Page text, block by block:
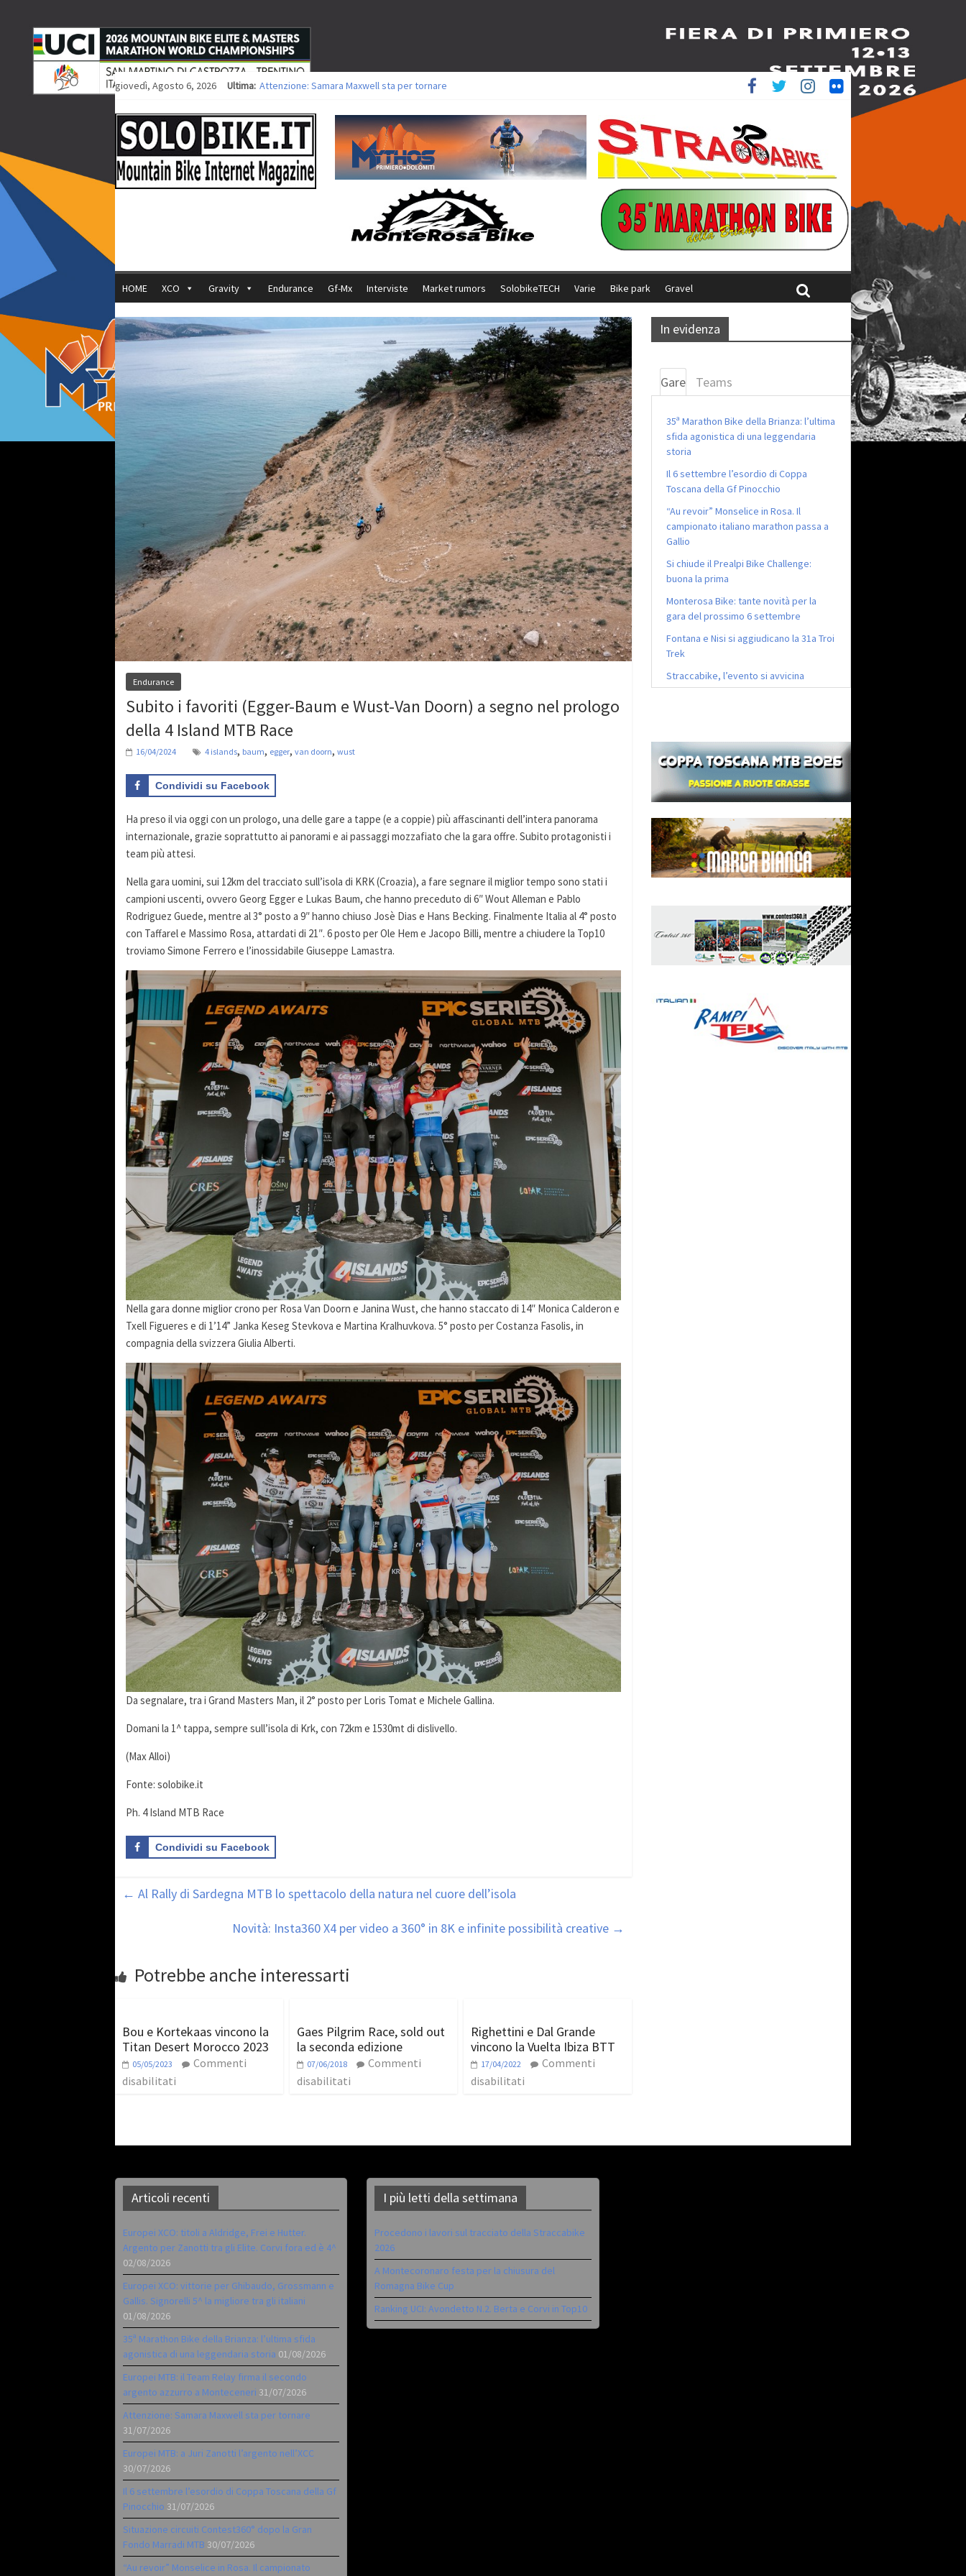
giovedì, Agosto 6, 2026 Ultima: Attenzione: Samara Maxwell sta per tornare
Europei XCO: vittorie per Ghibaudo, Grossmann e Gallis. Signorelli 5^ la migliore tra gli italiani
35ª Marathon Bike della Brianza: l’ultima sfida agonistica di una leggendaria storia
Europei MTB: il Team Relay firma il secondo argento azzurro a Monteceneri
HOME XCO Gravity Endurance Gf-Mx Interviste Market rumors SolobikeTECH Varie Bike park Gravel
Endurance
Subito i favoriti (Egger-Baum e Wust-Van Doorn) a segno nel prologo
della 4 Island MTB Race
16/04/2024 4 islands, baum, egger, van doorn, wust
Condividi su Facebook
Ha preso il via oggi con un prologo, una delle gare a tappe (e a coppie) più affascinanti dell’intera panorama
internazionale, grazie soprattutto ai panorami e ai passaggi mozzafiato che la gara offre. Subito protagonisti i
team più attesi.
Nella gara uomini, sui 12km del tracciato sull’isola di KRK (Croazia), a fare segnare il miglior tempo sono stati i
campioni uscenti, ovvero Georg Egger e Lukas Baum, che hanno preceduto di 6″ Wout Alleman e Pablo
Rodriguez Guede, mentre al 3° posto a 9″ hanno chiuso Josè Dias e Hans Becking. Finalmente Italia al 4° posto
con Taffarel e Massimo Rosa, attardati di 21″. 6 posto per Ole Hem e Jacopo Billi, mentre a chiudere la Top10
troviamo Simone Ferrero e l’inossidabile Giuseppe Lamastra.
Nella gara donne miglior crono per Rosa Van Doorn e Janina Wust, che hanno staccato di 14″ Monica Calderon e
Txell Figueres e di 1’14” Janka Keseg Stevkova e Martina Kralhuvkova. 5° posto per Costanza Fasolis, in
compagnia della svizzera Giulia Alberti.
Da segnalare, tra i Grand Masters Man, il 2° posto per Loris Tomat e Michele Gallina.
Domani la 1^ tappa, sempre sull’isola di Krk, con 72km e 1530mt di dislivello.
(Max Alloi)
Fonte: solobike.it
Ph. 4 Island MTB Race
Condividi su Facebook
← Al Rally di Sardegna MTB lo spettacolo della natura nel cuore dell’isola
Novità: Insta360 X4 per video a 360° in 8K e infinite possibilità creative →
Potrebbe anche interessarti
Bou e Kortekaas vincono la
Titan Desert Morocco 2023
05/05/2023
Commenti
disabilitati
Gaes Pilgrim Race, sold out
la seconda edizione
07/06/2018
Commenti
disabilitati
Righettini e Dal Grande
vincono la Vuelta Ibiza BTT
17/04/2022
Commenti
disabilitati
In evidenza
Gare Teams
35ª Marathon Bike della Brianza: l’ultima
sfida agonistica di una leggendaria
storia
Il 6 settembre l’esordio di Coppa
Toscana della Gf Pinocchio
“Au revoir” Monselice in Rosa. Il
campionato italiano marathon passa a
Gallio
Si chiude il Prealpi Bike Challenge:
buona la prima
Monterosa Bike: tante novità per la
gara del prossimo 6 settembre
Fontana e Nisi si aggiudicano la 31a Troi
Trek
Straccabike, l’evento si avvicina
Articoli recenti
Europei XCO: titoli a Aldridge, Frei e Hutter.
Argento per Zanotti tra gli Elite. Corvi fora ed è 4^
02/08/2026
Europei XCO: vittorie per Ghibaudo, Grossmann e
Gallis. Signorelli 5^ la migliore tra gli italiani
01/08/2026
35ª Marathon Bike della Brianza: l’ultima sfida
agonistica di una leggendaria storia 01/08/2026
Europei MTB: il Team Relay firma il secondo
argento azzurro a Monteceneri 31/07/2026
Attenzione: Samara Maxwell sta per tornare
31/07/2026
Europei MTB: a Juri Zanotti l’argento nell’XCC
30/07/2026
Il 6 settembre l’esordio di Coppa Toscana della Gf
Pinocchio 31/07/2026
Situazione circuiti Contest360° dopo la Gran
Fondo Marradi MTB 30/07/2026
“Au revoir” Monselice in Rosa. Il campionato
I più letti della settimana
Procedono i lavori sul tracciato della Straccabike
2026
A Montecoronaro festa per la chiusura del
Romagna Bike Cup
Ranking UCI: Avondetto N.2. Berta e Corvi in Top10